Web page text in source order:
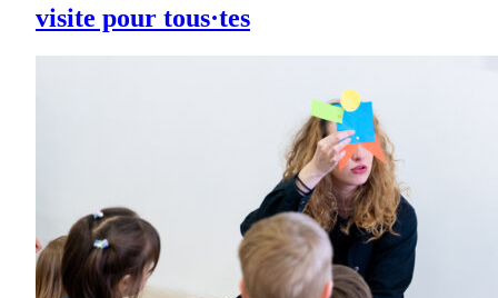
visite pour tous·tes